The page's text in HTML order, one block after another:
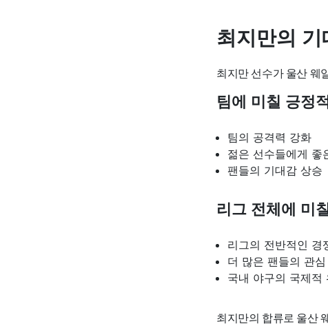
최지만의
최지만 선수가 울산 웨
팀에 미칠 긍정
팀의 공격력 강화
젊은 선수들에게 좋
팬들의 기대감 상승
리그 전체에 미
리그의 전반적인 경
더 많은 팬들의 관심
국내 야구의 국제적
최지만의 합류로 울산